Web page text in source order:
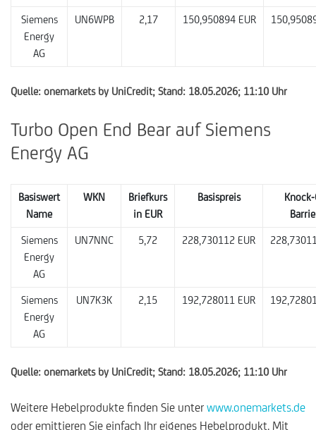
Siemens
Energy
AG
UN6WPB 2,17 150,950894 EUR
Quelle: onemarkets by UniCredit; Stand: 18.05.2026; 11:10 Uhr
Turbo Open End Bear auf Siemens
Energy AG
Basiswert
Name
WKN
Briefkurs
in EUR
Basispreis
Siemens
Energy
AG
UN7NNC 5,72 228,730112 EUR
Siemens
Energy
AG
UN7K3K 2,15 192,728011 EUR
Quelle: onemarkets by UniCredit; Stand: 18.05.2026; 11:10 Uhr
Weitere Hebelprodukte finden Sie unter www.onemarkets.de
oder emittieren Sie einfach Ihr eigenes Hebelprodukt. Mit